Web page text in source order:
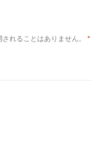
れることはありません。 *